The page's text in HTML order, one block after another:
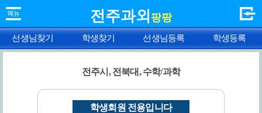
전주과외 팡팡
선생님찾기 학생찾기 선생님등록 학생등록
전주시, 전북대, 수학/과학
학생회원 전용입니다